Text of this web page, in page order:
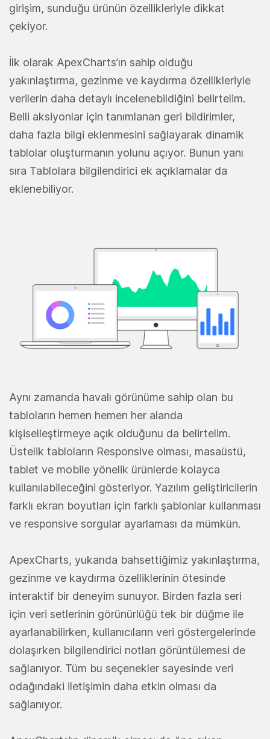
girişim, sunduğu ürünün özellikleriyle dikkat
çekiyor.
İlk olarak ApexCharts’ın sahip olduğu
yakınlaştırma, gezinme ve kaydırma özellikleriyle
verilerin daha detaylı incelenebildiğini belirtelim.
Belli aksiyonlar için tanımlanan geri bildirimler,
daha fazla bilgi eklenmesini sağlayarak dinamik
tablolar oluşturmanın yolunu açıyor. Bunun yanı
sıra Tablolara bilgilendirici ek açıklamalar da
eklenebiliyor.
Aynı zamanda havalı görünüme sahip olan bu
tabloların hemen hemen her alanda
kişiselleştirmeye açık olduğunu da belirtelim.
Üstelik tabloların Responsive olması, masaüstü,
tablet ve mobile yönelik ürünlerde kolayca
kullanılabileceğini gösteriyor. Yazılım geliştiricilerin
farklı ekran boyutları için farklı şablonlar kullanması
ve responsive sorgular ayarlaması da mümkün.
ApexCharts, yukarıda bahsettiğimiz yakınlaştırma,
gezinme ve kaydırma özelliklerinin ötesinde
interaktif bir deneyim sunuyor. Birden fazla seri
için veri setlerinin görünürlüğü tek bir düğme ile
ayarlanabilirken, kullanıcıların veri göstergelerinde
dolaşırken bilgilendirici notları görüntülemesi de
sağlanıyor. Tüm bu seçenekler sayesinde veri
odağındaki iletişimin daha etkin olması da
sağlanıyor.